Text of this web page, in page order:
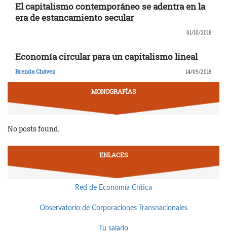
El capitalismo contemporáneo se adentra en la
era de estancamiento secular
01/10/2018
Economía circular para un capitalismo lineal
Brenda Chávez 14/09/2018
MONOGRAFÍAS
No posts found.
ENLACES
Red de Economía Crítica
Observatorio de Corporaciones Transnacionales
Tu salario